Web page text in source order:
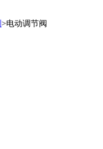
>电动调节阀